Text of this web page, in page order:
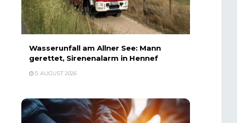
Wasserunfall am Allner See: Mann
gerettet, Sirenenalarm in Hennef
5. AUGUST 2026